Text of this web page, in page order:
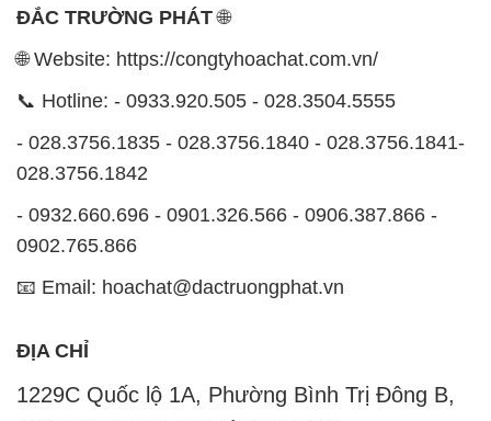
ĐẮC TRƯỜNG PHÁT🌐
🌐 Website: https://congtyhoachat.com.vn/
📞 Hotline: - 0933.920.505 - 028.3504.5555
- 028.3756.1835 - 028.3756.1840 - 028.3756.1841-
028.3756.1842
- 0932.660.696 - 0901.326.566 - 0906.387.866 -
0902.765.866
📧 Email: hoachat@dactruongphat.vn
ĐỊA CHỈ
1229C Quốc lộ 1A, Phường Bình Trị Đông B,